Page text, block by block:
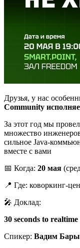
Друзья, у нас
Community
За этот год мы
множество
сильное Java-
вместе с вами
📅 Когда: 20 мая
📍 Где: коворкинг-
🎤 Доклад:
30 seconds to
Спикер: Вадим